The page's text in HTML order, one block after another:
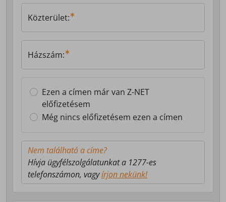
Közterület:
Házszám:
Ezen a címen már van Z-NET
előfizetésem
Még nincs előfizetésem ezen a címen
Nem található a címe?
Hívja ügyfélszolgálatunkat a 1277-es
telefonszámon, vagyírjon nekünk!